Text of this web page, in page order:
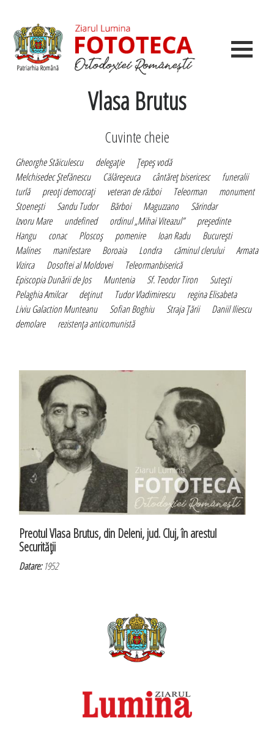
Vlasa Brutus
Cuvinte cheie
Gheorghe Stăiculescu delegaţie
Ţepeş vodă
Melchisedec Ştefănescu
Călăreşeuca cântăreţ bisericesc
funeralii
turlă
preoţi democraţi veteran de război Teleorman
monument
Stoeneşti
Sandu Tudor Bărboi Maguzzano
Sărindar
Izvoru Mare
undefined ordinul „Mihai Viteazul”
preşedinte
Hangu
conac Ploscoş pomenire Ioan Radu
Bucureşti
Malines
manifestare Boroaia Londra căminul clerului
Armata
Vizirca
Dosoftei al Moldovei
Teleormanbiserică
Episcopia Dunării de Jos
Muntenia Sf. Teodor Tiron
Suteşti
Pelaghia Amilcar
deţinut Tudor Vladimirescu
regina Elisabeta
Liviu Galaction Munteanu
Sofian Boghiu Straja Ţării
Daniil Iliescu
demolare
rezistenţa anticomunistă
Preotul Vlasa Brutus, din Deleni, jud. Cluj, în arestul
Securităţii
Datare:1952